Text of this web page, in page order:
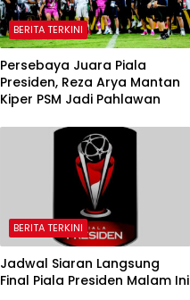
BERITA TERKINI
Persebaya Juara Piala
Presiden, Reza Arya Mantan
Kiper PSM Jadi Pahlawan
BERITA TERKINI
Jadwal Siaran Langsung
Final Piala Presiden Malam Ini